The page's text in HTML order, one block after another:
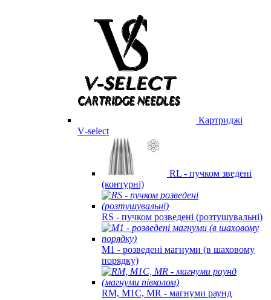
Картриджі
V‑select
RL - пучком зведені
(контурні)
RS - пучком розведені (розтушувальні)
M1 - розведені магнуми (в шаховому
порядку)
RM, M1C, MR - магнуми раунд